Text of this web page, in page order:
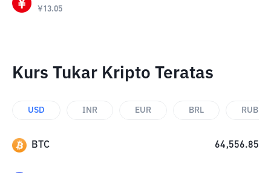
¥13.05
Kurs Tukar Kripto Teratas
USD INR EUR BRL RUB
BTC 64,556.85